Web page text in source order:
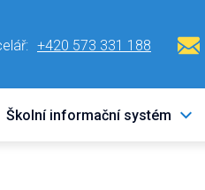
+420 573 331 188
Školní informační systém